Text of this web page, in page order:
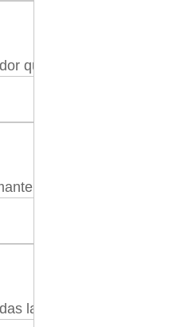
que desee adquirir
un registro
las partes